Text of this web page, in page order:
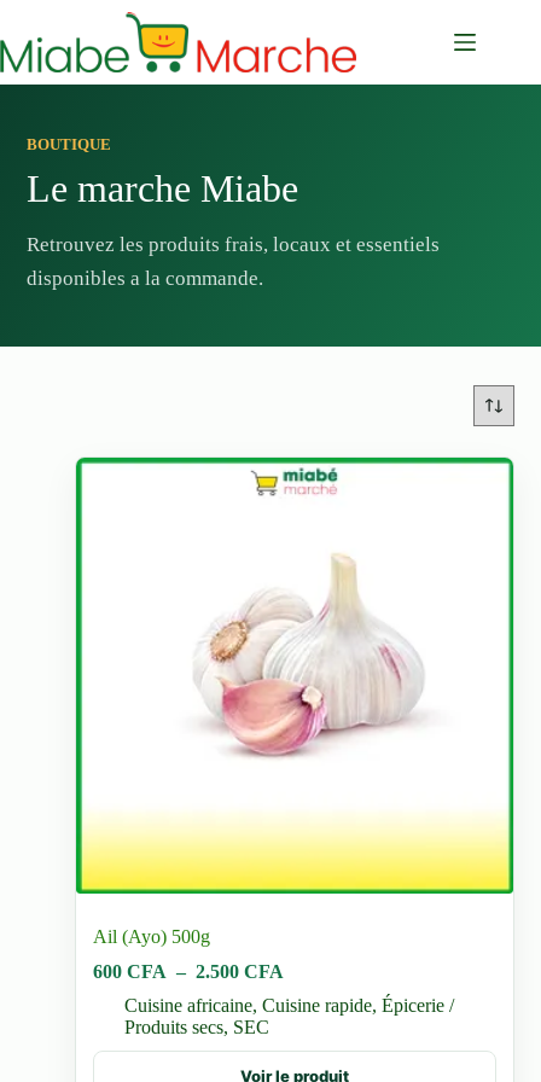
contenu
BOUTIQUE
Le marche Miabe
Retrouvez les produits frais, locaux et essentiels
disponibles a la commande.
Ail (Ayo) 500g
600CFA – 2.500CFA
prix :
à
Cuisine africaine,Cuisine rapide,Épicerie /
Produits secs, SEC
Voir le produit
Ce